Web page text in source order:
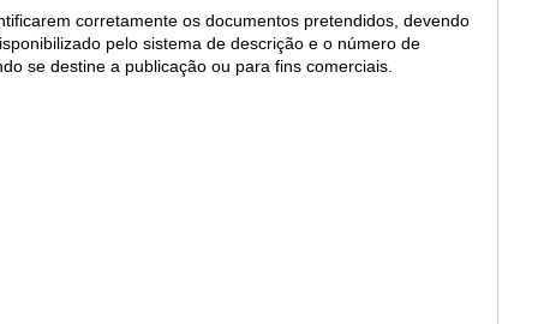
corretamente os documentos pretendidos, devendo
pelo sistema de descrição e o número de
se destine a publicação ou para fins comerciais.